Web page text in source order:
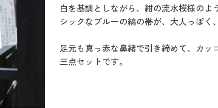
白を基調としながら、紺の流水模様のよ
シックなブルーの縞の帯が、大人っぽく
足元も真っ赤な鼻緒で引き締めて、カ
三点セットです。